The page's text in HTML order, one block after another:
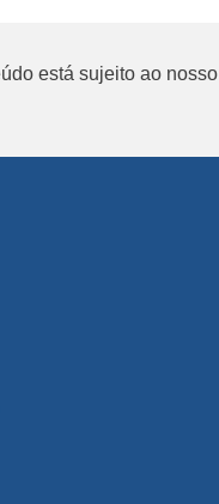
está sujeito ao nosso